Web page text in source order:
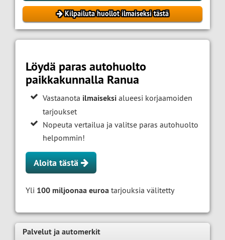
Kilpailuta huollot ilmaiseksi tästä
Löydä paras autohuolto
paikkakunnalla Ranua
Vastaanota ilmaiseksi alueesi korjaamoiden
tarjoukset
Nopeuta vertailua ja valitse paras autohuolto
helpommin!
Aloita tästä
Yli 100 miljoonaa euroa tarjouksia välitetty
Palvelut ja automerkit